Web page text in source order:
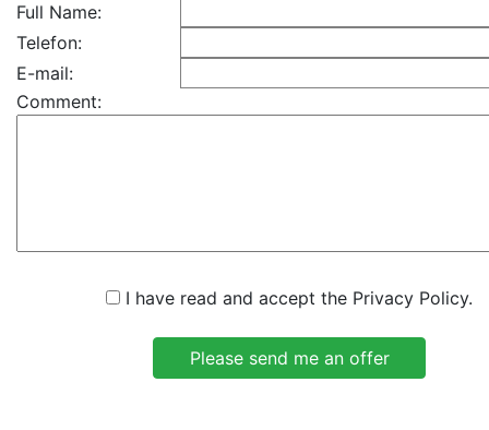
Full Name:
Telefon:
E-mail:
Comment:
I have read and accept the Privacy Policy.